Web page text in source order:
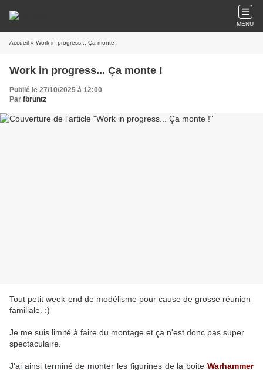
MENU
Accueil » Work in progress... Ça monte !
Work in progress... Ça monte !
Publié le 27/10/2025 à 12:00
Par fbruntz
Tout petit week-end de modélisme pour cause de grosse réunion
familiale. :)
Je me suis limité à faire du montage et ça n'est donc pas super
spectaculaire.
J'ai ainsi terminé de monter les figurines de la boite Warhammer